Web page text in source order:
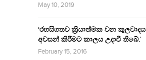
May 10, 2019
‘රහසිගතව ක්‍රියාත්මක වන කුලවාදය
අවසන් කිරීමට කාලය උදාවී තිබේ.’
February 15, 2016